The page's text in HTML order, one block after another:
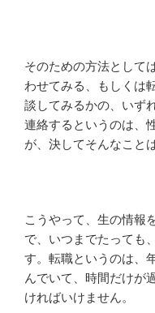
そのための方法として
わせてみる、もしくは
談してみるかの、いず
連絡するというのは、
が、決してそんなこと
こうやって、生の情報
で、いつまでたっても
す。転職というのは、
んでいて、時間だけが
ければいけません。